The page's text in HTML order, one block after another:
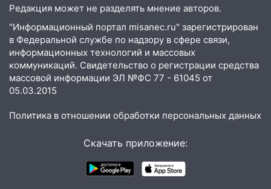
04:47
В Ульяновской области объявили
ракетную опасность: звучат сирены
07.08.2026
20:40 Ульяновские аграрии смогут
купить тракторы с отсрочкой платежа
до декабря
состоялось торжественное
празднованию Дня сотрудника органов
следствия Российской Федерации
Редакция может не разделять мнение авторов.
"Информационный портал misanec.ru" зарегистрирован
в Федеральной службе по надзору в сфере связи,
информационных технологий и массовых
коммуникаций. Свидетельство о регистрации средства
массовой информации ЭЛ №ФС 77 - 61045 от
05.03.2015
Политика в отношении обработки персональных данных
Скачать приложение: